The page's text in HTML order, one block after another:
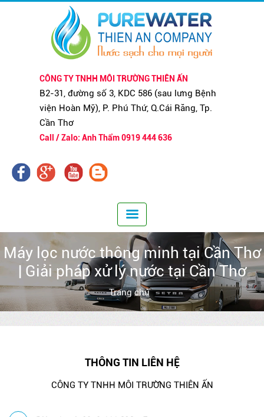
CÔNG TY TNHH MÔI TRƯỜNG THIÊN ẤN
B2-31, đường số 3, KDC 586 (sau lưng Bệnh
viện Hoàn Mỹ), P. Phú Thứ, Q.Cái Răng, Tp.
Cần Thơ
Call / Zalo: Anh Thẩm 0919 444 636
Máy lọc nước thông minh tại Cần Thơ
| Giải pháp xử lý nước tại Cần Thơ
Trang chủ
THÔNG TIN LIÊN HỆ
CÔNG TY TNHH MÔI TRƯỜNG THIÊN ẤN